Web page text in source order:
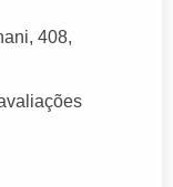
, 408,